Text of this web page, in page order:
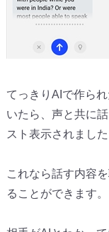
てっきりAIで作ら
いたら、声と共に
スト表示されました
これなら話す内容
ることができます。